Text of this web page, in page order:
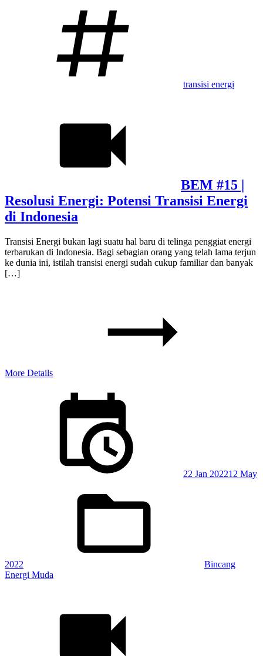
transisi energi
BEM #15 |
Resolusi Energi: Potensi Transisi Energi
di Indonesia
Transisi Energi bukan lagi suatu hal baru di telinga penggiat energi
terbarukan di Indonesia. Bagi sebagian orang yang telah lama terjun
ke dunia ini, istilah transisi energi sudah cukup familiar dan banyak
[…]
More Details
22 Jan 202212 May
2022
Bincang
Energi Muda